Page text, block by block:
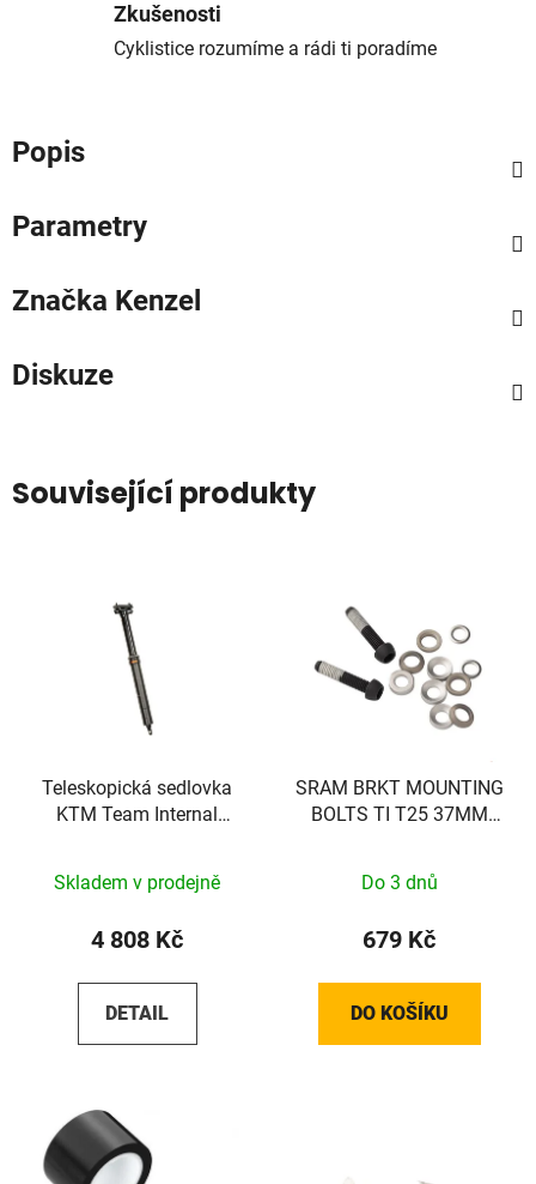
Zkušenosti
Cyklistice rozumíme a rádi ti poradíme
Popis
Parametry
Značka Kenzel
Diskuze
Související produkty
Teleskopická sedlovka
KTM Team Internal
Skladem v prodejně
4 808 Kč
DETAIL
SRAM BRKT MOUNTING
BOLTS TI T25 37MM
Do 3 dnů
679 Kč
DO KOŠÍKU